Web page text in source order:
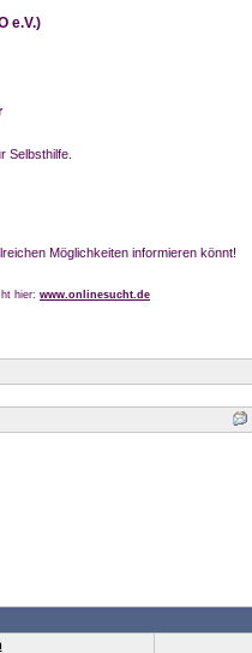
e.V.)
Selbsthilfe.
Möglichkeiten informieren könnt!
hier: www.onlinesucht.de